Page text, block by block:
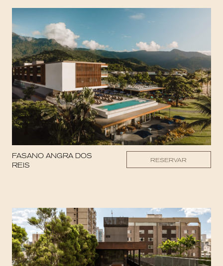
FASANO ANGRA DOS
REIS
RESERVAR